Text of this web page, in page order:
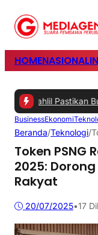
HOMENASIONAL
Pastikan Bukan
BusinessEkonomi
Beranda/Teknologi/
Token PSNG
2025:
Rakyat
20/07/2025•17